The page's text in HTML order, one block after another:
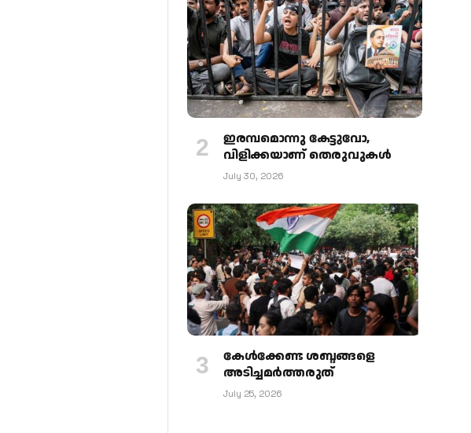
ഇരമ്പമൊന്നു കേട്ടുവോ,
വിളിക്കയാണ് തെരുവുകള്‍
July 30, 2026
കേള്‍ക്കേണ്ട ശബ്ദങ്ങളെ
അടിച്ചമര്‍ത്തരുത്
July 25, 2026